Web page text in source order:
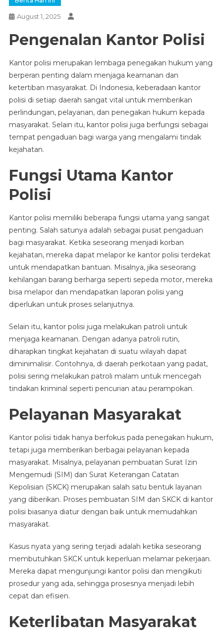
August 1, 2025
Pengenalan Kantor Polisi
Kantor polisi merupakan lembaga penegakan hukum yang
berperan penting dalam menjaga keamanan dan
ketertiban masyarakat. Di Indonesia, keberadaan kantor
polisi di setiap daerah sangat vital untuk memberikan
perlindungan, pelayanan, dan penegakan hukum kepada
masyarakat. Selain itu, kantor polisi juga berfungsi sebagai
tempat pengaduan bagi warga yang mengalami tindak
kejahatan.
Fungsi Utama Kantor
Polisi
Kantor polisi memiliki beberapa fungsi utama yang sangat
penting. Salah satunya adalah sebagai pusat pengaduan
bagi masyarakat. Ketika seseorang menjadi korban
kejahatan, mereka dapat melapor ke kantor polisi terdekat
untuk mendapatkan bantuan. Misalnya, jika seseorang
kehilangan barang berharga seperti sepeda motor, mereka
bisa melapor dan mendapatkan laporan polisi yang
diperlukan untuk proses selanjutnya.
Selain itu, kantor polisi juga melakukan patroli untuk
menjaga keamanan. Dengan adanya patroli rutin,
diharapkan tingkat kejahatan di suatu wilayah dapat
diminimalisir. Contohnya, di daerah perkotaan yang padat,
polisi sering melakukan patroli malam untuk mencegah
tindakan kriminal seperti pencurian atau perampokan.
Pelayanan Masyarakat
Kantor polisi tidak hanya berfokus pada penegakan hukum,
tetapi juga memberikan berbagai pelayanan kepada
masyarakat. Misalnya, pelayanan pembuatan Surat Izin
Mengemudi (SIM) dan Surat Keterangan Catatan
Kepolisian (SKCK) merupakan salah satu bentuk layanan
yang diberikan. Proses pembuatan SIM dan SKCK di kantor
polisi biasanya diatur dengan baik untuk memudahkan
masyarakat.
Kasus nyata yang sering terjadi adalah ketika seseorang
membutuhkan SKCK untuk keperluan melamar pekerjaan.
Mereka dapat mengunjungi kantor polisi dan mengikuti
prosedur yang ada, sehingga prosesnya menjadi lebih
cepat dan efisien.
Keterlibatan Masyarakat